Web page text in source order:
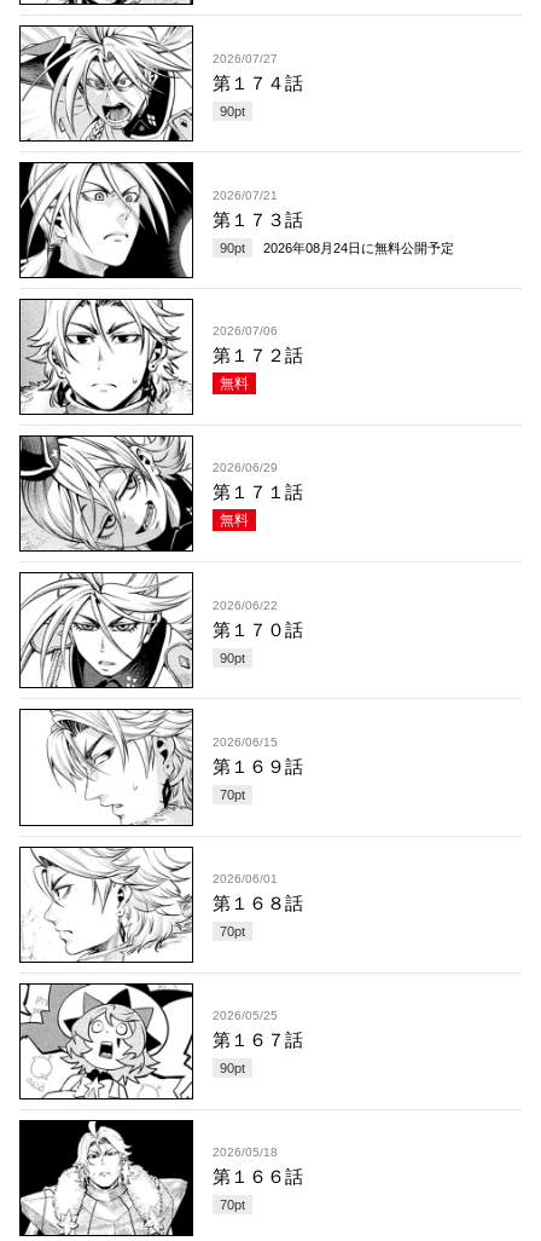
2026/07/27
第１７４話
90pt
2026/07/21
第１７３話
90pt 2026年08月24日 に無料公開予定
2026/07/06
第１７２話
無料
2026/06/29
第１７１話
無料
2026/06/22
第１７０話
90pt
2026/06/15
第１６９話
70pt
2026/06/01
第１６８話
70pt
2026/05/25
第１６７話
90pt
2026/05/18
第１６６話
70pt